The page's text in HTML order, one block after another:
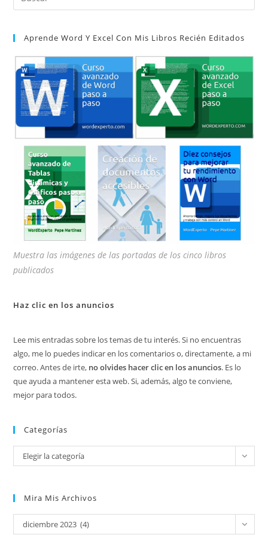
Aprende Word Y Excel Con Mis Libros Recién Editados
Muestra las imágenes de las portadas de los cinco libros
publicados
Haz clic en los anuncios
Lee mis entradas sobre los temas de tu interés. Si no encuentras
algo, me lo puedes indicar en los comentarios o, directamente, a mi
correo. Antes de irte, no olvides hacer clic en los anuncios. Es lo
que ayuda a mantener esta web. Si, además, algo te conviene,
mejor para todos.
Categorías
Categorías
Elegir la categoría
Mira Mis Archivos
Mira
mis
diciembre 2023 (4)